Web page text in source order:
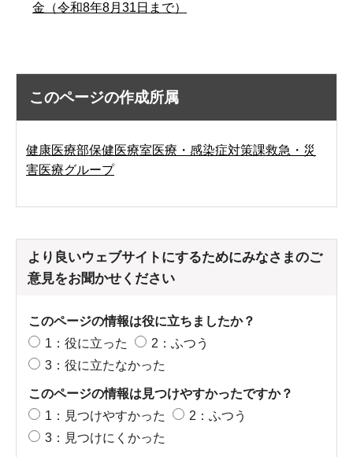
金（令和8年8月31日まで）
このページの作成所属
健康医療部保健医療室医療・感染症対策課救急・災
害医療グループ
より良いウェブサイトにするためにみなさまのご
意見をお聞かせください
このページの情報は役に立ちましたか？
1：役に立った
2：ふつう
3：役に立たなかった
このページの情報は見つけやすかったですか？
1：見つけやすかった
2：ふつう
3：見つけにくかった